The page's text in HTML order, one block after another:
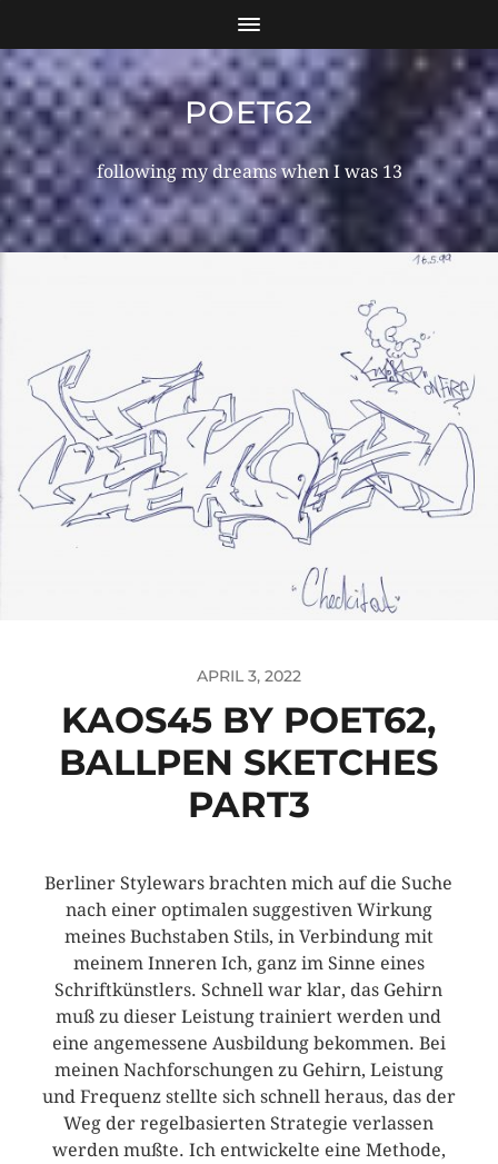
POET62
following my dreams when I was 13
APRIL 3, 2022
KAOS45 BY POET62,
BALLPEN SKETCHES
PART3
Berliner Stylewars brachten mich auf die Suche
nach einer optimalen suggestiven Wirkung
meines Buchstaben Stils, in Verbindung mit
meinem Inneren Ich, ganz im Sinne eines
Schriftkünstlers. Schnell war klar, das Gehirn
muß zu dieser Leistung trainiert werden und
eine angemessene Ausbildung bekommen. Bei
meinen Nachforschungen zu Gehirn, Leistung
und Frequenz stellte sich schnell heraus, das der
Weg der regelbasierten Strategie verlassen
werden mußte. Ich entwickelte eine Methode,